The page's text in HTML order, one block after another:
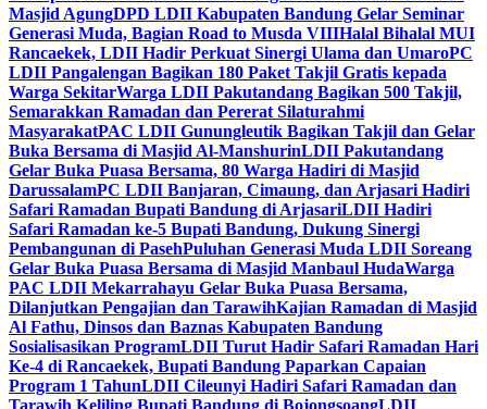
Masjid AgungDPD LDII Kabupaten Bandung Gelar Seminar
Generasi Muda, Bagian Road to Musda VIIIHalal Bihalal MUI
Rancaekek, LDII Hadir Perkuat Sinergi Ulama dan UmaroPC
LDII Pangalengan Bagikan 180 Paket Takjil Gratis kepada
Warga SekitarWarga LDII Pakutandang Bagikan 500 Takjil,
Semarakkan Ramadan dan Pererat Silaturahmi
MasyarakatPAC LDII Gunungleutik Bagikan Takjil dan Gelar
Buka Bersama di Masjid Al-ManshurinLDII Pakutandang
Gelar Buka Puasa Bersama, 80 Warga Hadiri di Masjid
DarussalamPC LDII Banjaran, Cimaung, dan Arjasari Hadiri
Safari Ramadan Bupati Bandung di ArjasariLDII Hadiri
Safari Ramadan ke-5 Bupati Bandung, Dukung Sinergi
Pembangunan di PasehPuluhan Generasi Muda LDII Soreang
Gelar Buka Puasa Bersama di Masjid Manbaul HudaWarga
PAC LDII Mekarrahayu Gelar Buka Puasa Bersama,
Dilanjutkan Pengajian dan TarawihKajian Ramadan di Masjid
Al Fathu, Dinsos dan Baznas Kabupaten Bandung
Sosialisasikan ProgramLDII Turut Hadir Safari Ramadan Hari
Ke-4 di Rancaekek, Bupati Bandung Paparkan Capaian
Program 1 TahunLDII Cileunyi Hadiri Safari Ramadan dan